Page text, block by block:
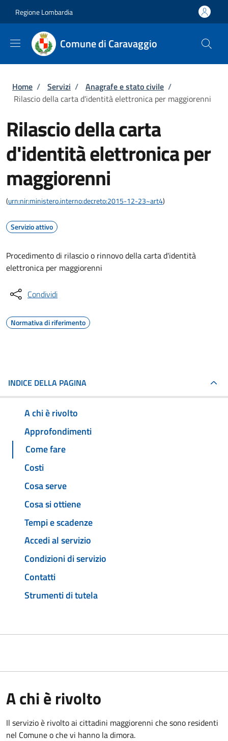
Regione Lombardia
Comune di Caravaggio
Briciole di pane
Home / Servizi / Anagrafe e stato civile /
Rilascio della carta d'identità elettronica per maggiorenni
Rilascio della carta
d'identità elettronica per
maggiorenni
(urn:nir:ministero.interno:decreto:2015-12-23~art4)
Servizio attivo
Procedimento di rilascio o rinnovo della carta d'identità
elettronica per maggiorenni
Condividi
Normativa di riferimento
INDICE DELLA PAGINA
A chi è rivolto
Approfondimenti
Come fare
Costi
Cosa serve
Cosa si ottiene
Tempi e scadenze
Accedi al servizio
Condizioni di servizio
Contatti
Strumenti di tutela
A chi è rivolto
Il servizio è rivolto ai cittadini maggiorenni che sono residenti
nel Comune o che vi hanno la dimora.